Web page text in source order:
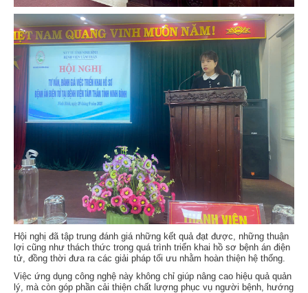
Hội nghị đã tập trung đánh giá những kết quả đạt được, những thuận
lợi cũng như thách thức trong quá trình triển khai hồ sơ bệnh án điện
tử, đồng thời đưa ra các giải pháp tối ưu nhằm hoàn thiện hệ thống.
Việc ứng dụng công nghệ này không chỉ giúp nâng cao hiệu quả quản
lý, mà còn góp phần cải thiện chất lượng phục vụ người bệnh, hướng